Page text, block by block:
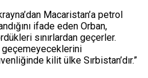
Macaristan’a petrol
ifade eden Orban,
sınırlardan geçerler.
geçemeyeceklerini
kilit ülke Sırbistan’dır.”